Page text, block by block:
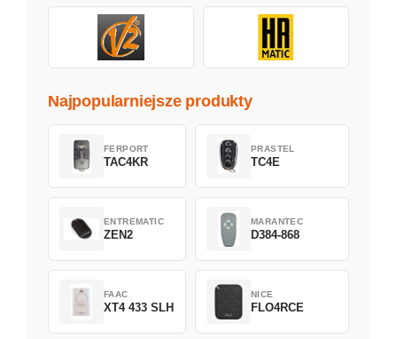
Najpopularniejsze produkty
FERPORT
TAC4KR
PRASTEL
TC4E
ENTREMATIC
ZEN2
MARANTEC
D384-868
FAAC
XT4 433 SLH
NICE
FLO4RCE